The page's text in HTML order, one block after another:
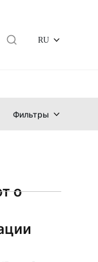
RU
Фильтры
о